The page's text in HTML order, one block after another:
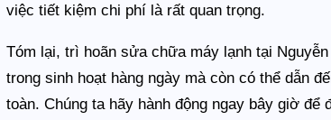
việc tiết kiệm chi phí là rất quan trọng.
Tóm lại, trì hoãn sửa chữa máy lạnh tại
trong sinh hoạt hàng ngày mà còn có thể dẫn
toàn. Chúng ta hãy hành động ngay bây giờ để